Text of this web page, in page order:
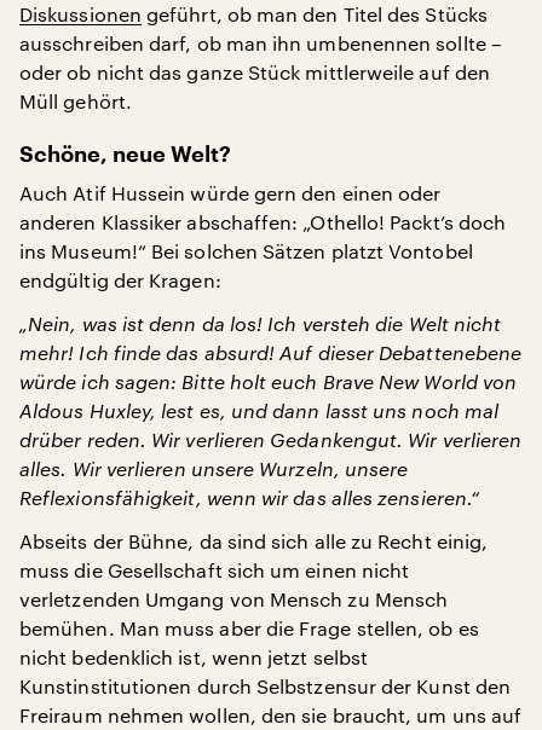
Diskussionen geführt, ob man den Titel des Stücks
ausschreiben darf, ob man ihn umbenennen sollte –
oder ob nicht das ganze Stück mittlerweile auf den
Müll gehört.
Schöne, neue Welt?
Auch Atif Hussein würde gern den einen oder
anderen Klassiker abschaffen: „Othello! Packt’s doch
ins Museum!“ Bei solchen Sätzen platzt Vontobel
endgültig der Kragen:
„Nein, was ist denn da los! Ich versteh die Welt nicht
mehr! Ich finde das absurd! Auf dieser Debattenebene
würde ich sagen: Bitte holt euch Brave New World von
Aldous Huxley, lest es, und dann lasst uns noch mal
drüber reden. Wir verlieren Gedankengut. Wir verlieren
alles. Wir verlieren unsere Wurzeln, unsere
Reflexionsfähigkeit, wenn wir das alles zensieren.“
Abseits der Bühne, da sind sich alle zu Recht einig,
muss die Gesellschaft sich um einen nicht
verletzenden Umgang von Mensch zu Mensch
bemühen. Man muss aber die Frage stellen, ob es
nicht bedenklich ist, wenn jetzt selbst
Kunstinstitutionen durch Selbstzensur der Kunst den
Freiraum nehmen wollen, den sie braucht, um uns auf